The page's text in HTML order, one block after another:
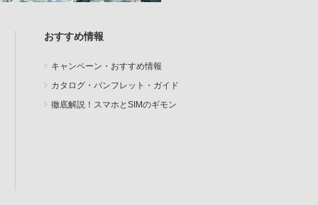
おすすめ情報
キャンペーン・おすすめ情報
カタログ・パンフレット・ガイド
徹底解説！スマホとSIMのギモン